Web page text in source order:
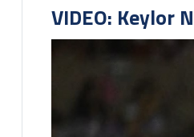
VIDEO: Keylor